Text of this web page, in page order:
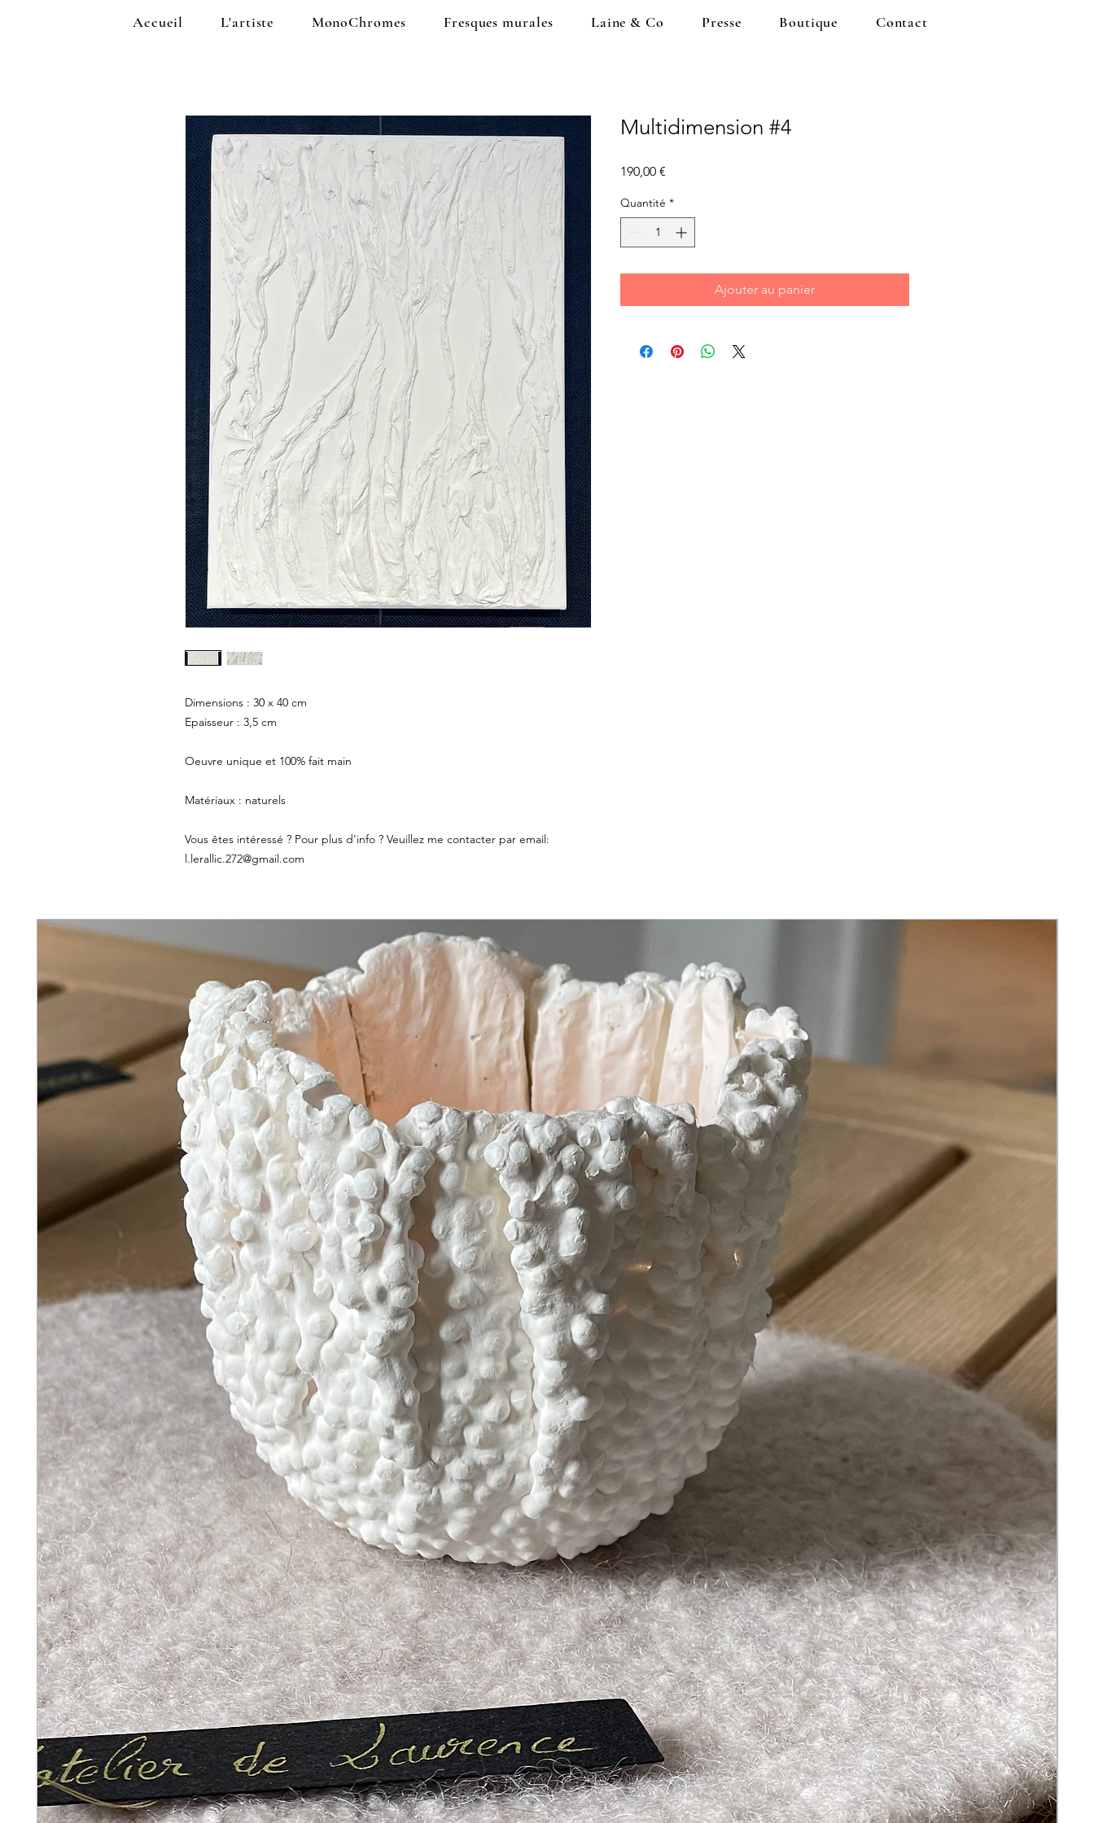
Accueil L'artiste MonoChromes Fresques murales Laine & Co Presse Boutique Contact
Dimensions : 30 x 40 cm
Epaisseur : 3,5 cm
Oeuvre unique et 100% fait main
Matériaux : naturels
Vous êtes intéressé ? Pour plus d'info ? Veuillez me contacter par email:
l.lerallic.272@gmail.com
Multidimension #4
190,00 €
Quantité *
Ajouter au panier